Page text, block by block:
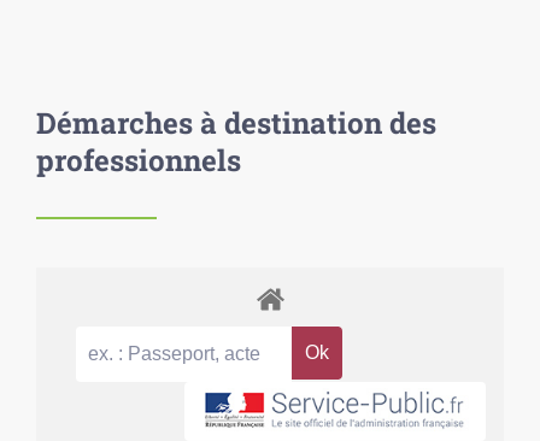
Démarches à destination des
professionnels